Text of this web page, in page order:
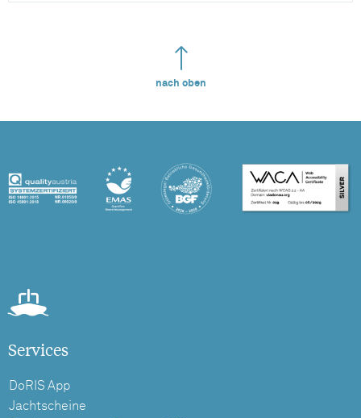
nach oben
Services
DoRIS App
Jachtscheine